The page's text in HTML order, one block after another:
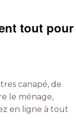
tout pour
canapé, de
le ménage,
en ligne à tout